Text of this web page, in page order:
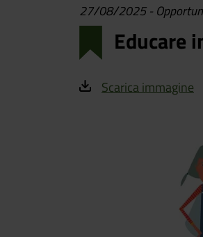
27/08/2025 -
Educare
Scarica immagine